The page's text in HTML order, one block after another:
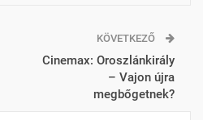
KÖVETKEZŐ
Cinemax: Oroszlánkirály
– Vajon újra
megbőgetnek?